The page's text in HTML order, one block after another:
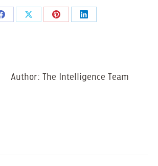
Share
Share
Share
Share
Author: The Intelligence Team